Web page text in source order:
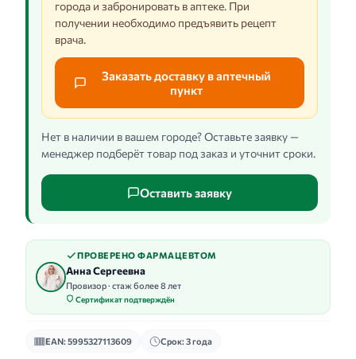
города и забронировать в аптеке. При
получении необходимо предъявить рецепт
врача.
Заказать доставку в аптечный
пункт
Нет в наличии в вашем городе? Оставьте заявку —
менеджер подберёт товар под заказ и уточнит сроки.
Оставить заявку
ПРОВЕРЕНО ФАРМАЦЕВТОМ
Анна Сергеевна
Провизор · стаж более 8 лет
Сертификат подтверждён
EAN: 5995327113609 Срок: 3 года